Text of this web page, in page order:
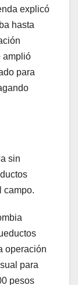
explicó
hasta
amplió
para
sin
campo.
operación
para
pesos